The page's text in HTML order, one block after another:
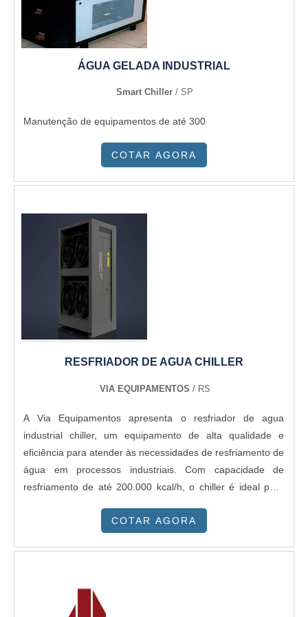
todo o ciclo de entrega com excelência para toda a carteira
ÁGUA GELADA INDUSTRIAL
Smart Chiller / SP
Manutenção de equipamentos de até 300
COTAR AGORA
RESFRIADOR DE AGUA CHILLER
VIA EQUIPAMENTOS / RS
A Via Equipamentos apresenta o resfriador de agua
industrial chiller, um equipamento de alta qualidade e
eficiência para atender às necessidades de resfriamento de
água em processos industriais. Com capacidade de
resfriamento de até 200.000 kcal/h, o chiller é ideal para
farmacêutico, químico, entre outros. O resfriador de agua
Além disso, conta com um sistema de controle de
temperatura preciso e eficiente, permitindo um
COTAR AGORA